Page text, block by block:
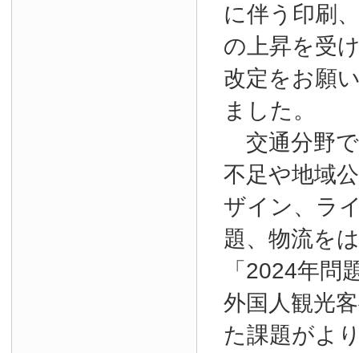
に伴う印刷
の上昇を受
改定をお願
ました。
交通分野
不足や地域
ザイン、ラ
題、物流を
「2024年問
外国人観光
た課題がよ